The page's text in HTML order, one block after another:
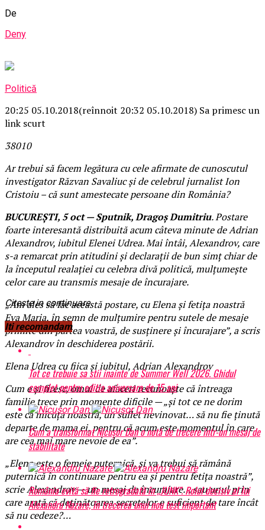
De
Deny
Politică
20:25 05.10.2018(reînnoit 20:32 05.10.2018) Sa primesc un
link scurt
38010
Ar trebui să facem legătura cu cele afirmate de cunoscutul
investigator Răzvan Savaliuc și de celebrul jurnalist Ion
Cristoiu – că sunt amestecate persoane din România?
BUCUREȘTI, 5 oct — Sputnik, Dragoș Dumitriu. Postare
foarte interesantă distribuită acum câteva minute de Adrian
Alexandrov, iubitul Elenei Udrea. Mai întâi, Alexandrov, care
s-a remarcat prin atitudini și declarații de bun simț chiar de
la începutul realației cu celebra divă politică, mulțumește
celor care au transmis mesaje de încurajare.
„Am ales să fac această postare, cu Elena și fetița noastră
Eva Maria, în semn de mulțumire pentru sutele de mesaje
primite din partea voastră, de susținere și încurajare”, a scris
Alexandrov în deschiderea postării.
Elena Udrea cu fiica și iubitul, Adrian Alexandrov
Cum e și firesc, omul de afaceri recunoaște că întreaga
familie trece prin momente dificile — „și tot ce ne dorim
este ca micuța noastră, un suflet nevinovat… să nu fie ținută
departe de mama ei, pentru că acum este momentul în care
are cea mai mare nevoie de ea”.
„Elena este o femeie puternică, și va trebui să rămână
puternică în continuare pentru ea și pentru fetița noastră”,
scrie Alexandrov — un mesaj de încurajare… sau unul prin
care arată că deținătoarea secretelor e suficient de tare încât
să nu cedeze?…
Citeste in continuare
Iti recomandam
Tot ce trebuie sa stii inainte de Summer Well 2026. Ghidul
complet pentru editia aniversara de 15 ani
Cum a transformat Nicușor Dan o notă de trecere într-un mesaj de
stabilitate
România evită să fie retrogradată în „JUNK”. Rolul decisiv al lui
Alexandru Nazare, în trecerea unui nou test important